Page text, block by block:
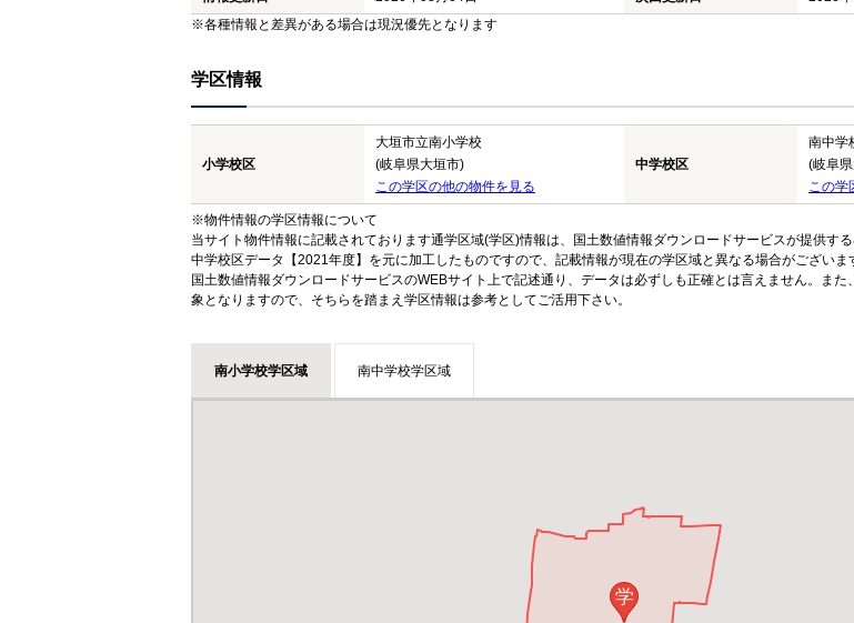
※各種情報と差異がある場合は現況優先となります
学区情報
小学校区
大垣市立南小学校
(岐阜県大垣市)
この学区の他の物件を見る
中学校区
南中学
(岐阜
この学
※物件情報の学区情報について
当サイト物件情報に記載されております通学区域(学区)情報は、国土数値情報ダウンロードサービスが提供す
中学校区データ【2021年度】を元に加工したものですので、記載情報が現在の学区域と異なる場合がございま
国土数値情報ダウンロードサービスのWEBサイト上で記述通り、データは必ずしも正確とは言えません。ま
象となりますので、そちらを踏まえ学区情報は参考としてご活用下さい。
南小学校学区域 南中学校学区域
学